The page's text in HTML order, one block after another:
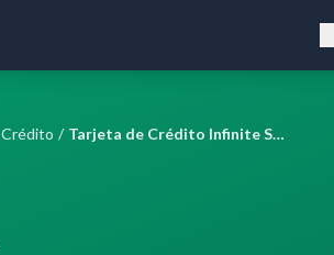
/ Tarjeta de Crédito Infinite Scotia Wealth Management